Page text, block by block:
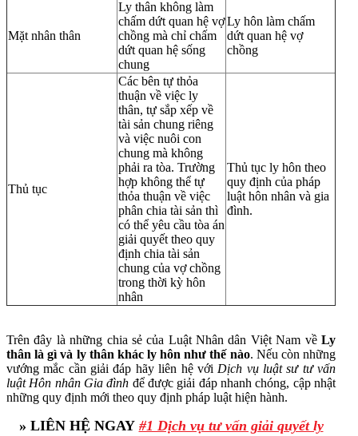
Mặt nhân thân
Ly thân không làm
chấm dứt quan hệ vợ
chồng mà chỉ chấm
dứt quan hệ sống
chung
Ly hôn làm chấm
dứt quan hệ vợ
chồng
Thủ tục
Các bên tự thỏa
thuận về việc ly
thân, tự sắp xếp về
tài sản chung riêng
và việc nuôi con
chung mà không
phải ra tòa. Trường
hợp không thể tự
thỏa thuận về việc
phân chia tài sản thì
có thể yêu cầu tòa án
giải quyết theo quy
định chia tài sản
chung của vợ chồng
trong thời kỳ hôn
nhân
Thủ tục ly hôn theo
quy định của pháp
luật hôn nhân và gia
đình.
Trên đây là những chia sẻ của Luật Nhân dân Việt Nam về Ly
thân là gì và ly thân khác ly hôn như thế nào. Nếu còn những
vướng mắc cần giải đáp hãy liên hệ vớiDịch vụ luật sư tư vấn
luật Hôn nhân Gia đình để được giải đáp nhanh chóng, cập nhật
những quy định mới theo quy định pháp luật hiện hành.
» LIÊN HỆ NGAY #1 Dịch vụ tư vấn giải quyết ly